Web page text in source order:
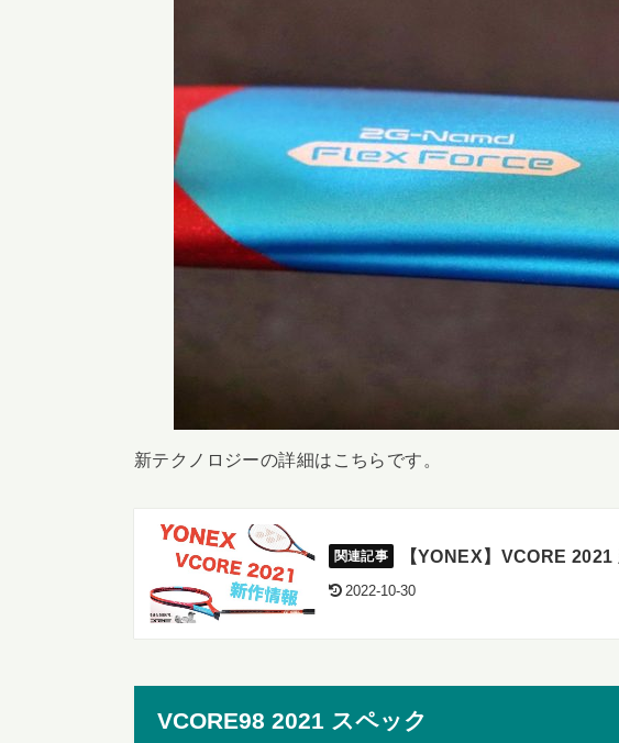
新テクノロジーの詳細はこちらです。
【YONEX】VCORE
2022-10-30
VCORE98 2021 スペック